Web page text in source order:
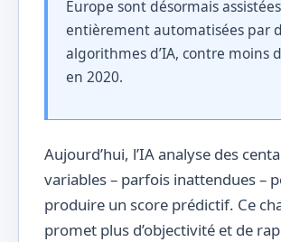
Europe sont désormais
entièrement automatisées par
algorithmes d’IA, contre moins
en 2020.
Aujourd’hui, l’IA analyse des
variables – parfois inattendues –
produire un score prédictif. Ce
promet plus d’objectivité et de